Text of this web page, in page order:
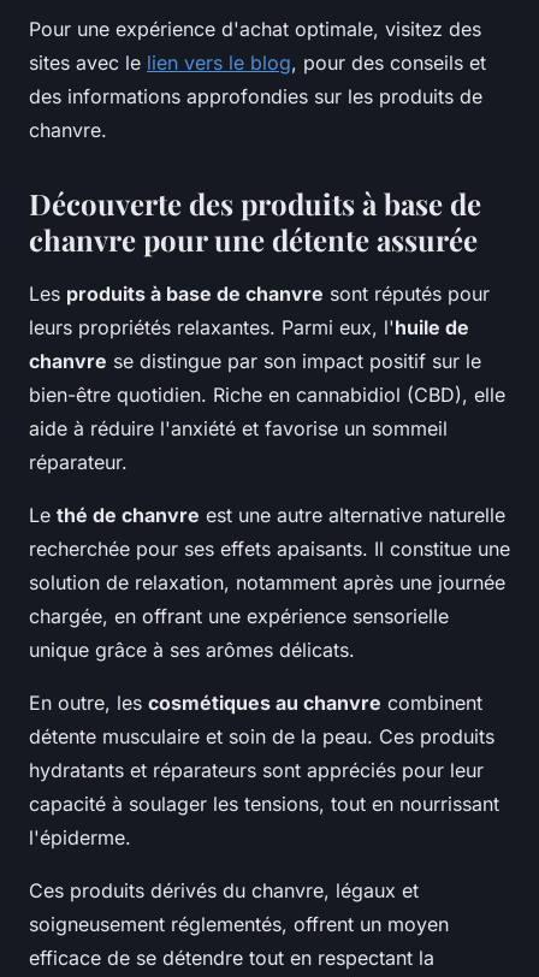
Pour une expérience d'achat optimale, visitez des
sites avec le lien vers le blog, pour des conseils et
des informations approfondies sur les produits de
chanvre.
Découverte des produits à base de
chanvre pour une détente assurée
Les produits à base de chanvre sont réputés pour
leurs propriétés relaxantes. Parmi eux, l'huile de
chanvre se distingue par son impact positif sur le
bien-être quotidien. Riche en cannabidiol (CBD), elle
aide à réduire l'anxiété et favorise un sommeil
réparateur.
Le thé de chanvre est une autre alternative naturelle
recherchée pour ses effets apaisants. Il constitue une
solution de relaxation, notamment après une journée
chargée, en offrant une expérience sensorielle
unique grâce à ses arômes délicats.
En outre, les cosmétiques au chanvre combinent
détente musculaire et soin de la peau. Ces produits
hydratants et réparateurs sont appréciés pour leur
capacité à soulager les tensions, tout en nourrissant
l'épiderme.
Ces produits dérivés du chanvre, légaux et
soigneusement réglementés, offrent un moyen
efficace de se détendre tout en respectant la